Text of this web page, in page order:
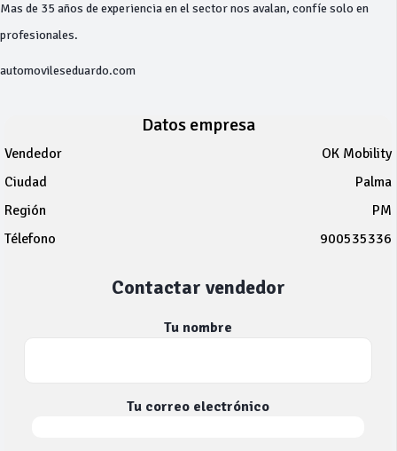
Mas de 35 años de experiencia en el sector nos avalan, confíe solo en
profesionales.
automovileseduardo.com
Datos empresa
Vendedor
OK Mobility
Ciudad
Palma
Región
PM
Télefono
900535336
Contactar vendedor
Tu nombre
Tu correo electrónico